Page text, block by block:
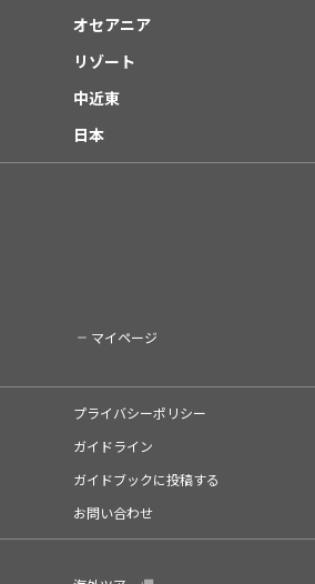
オセアニア
リゾート
中近東
日本
マイページ
プライバシーポリシー
ガイドライン
ガイドブックに投稿する
お問い合わせ